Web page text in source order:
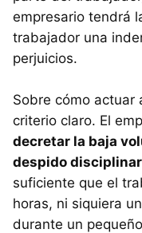
empresario tendrá
trabajador una
perjuicios.
Sobre cómo actuar
criterio claro. El
decretar la baja
despido
suficiente que el
horas, ni siquiera
durante un